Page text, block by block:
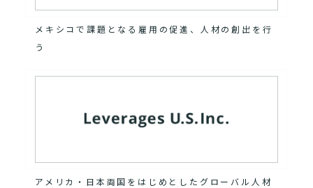
メキシコで課題となる雇用の促進、人材の創出を行
う
アメリカ・日本両国をはじめとしたグローバル人材